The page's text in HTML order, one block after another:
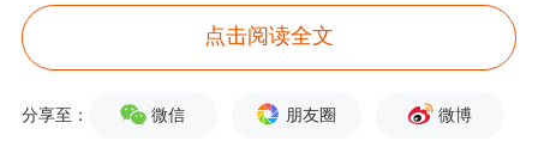
者采访时指出，金融机构大力发展数字
消费金融，构建更精准的用户画像，减
少过度授信和多头借贷行为，有序压降
点击阅读全文
分享至： 微信 朋友圈 微博